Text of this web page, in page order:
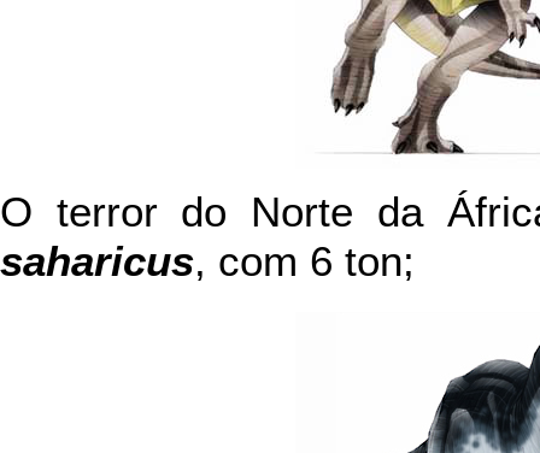
O terror do Norte da
saharicus, com 6 ton;